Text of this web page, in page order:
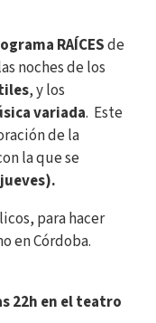
RAÍCESde
noches de los
, y los
variada. Este
de la
la que se
para hacer
en Córdoba.
22h en el teatro